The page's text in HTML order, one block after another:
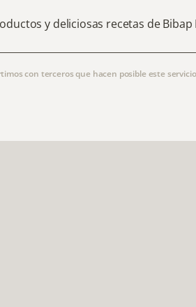
y deliciosas recetas de
con terceros que hacen posible este